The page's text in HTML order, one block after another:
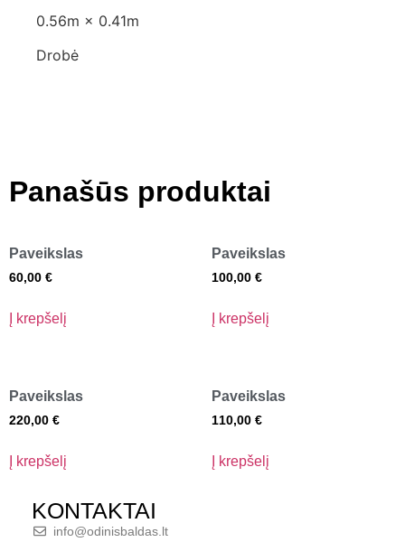
0.56m × 0.41m
Drobė
Panašūs produktai
Paveikslas
60,00 €
Į krepšelį
Paveikslas
100,00 €
Į krepšelį
Paveikslas
220,00 €
Į krepšelį
Paveikslas
110,00 €
Į krepšelį
KONTAKTAI
info@odinisbaldas.lt